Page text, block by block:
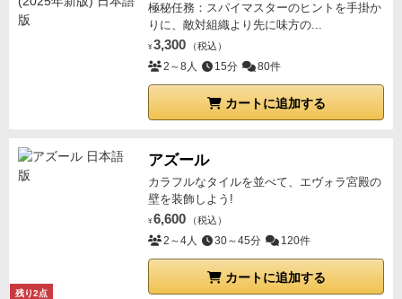
極秘任務：スパイマスターのヒントを手掛か
りに、敵対組織より先に味方の...
¥ 3,300 （税込）
2～8人 15分 80件
カートに追加する
残り2点
アズール
カラフルなタイルを並べて、エヴォラ宮殿の
壁を装飾しよう!
¥ 6,600 （税込）
2～4人 30～45分 120件
カートに追加する